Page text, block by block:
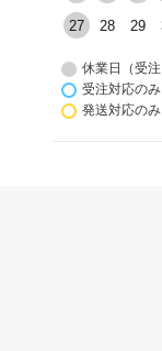
27 28 29
休業日（受注
受注対応のみ
発送対応のみ